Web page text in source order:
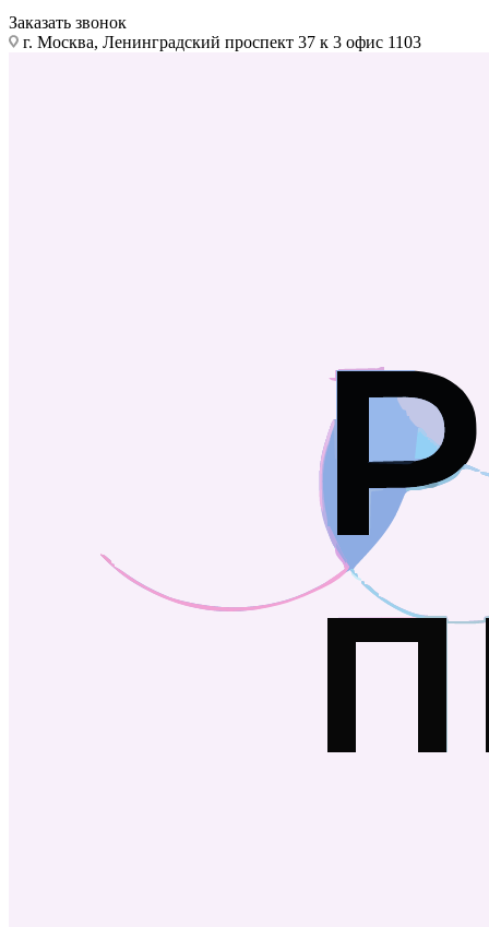
Заказать звонок
г. Москва, Ленинградский проспект 37 к 3 офис 1103